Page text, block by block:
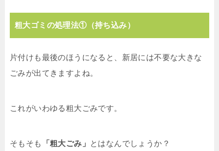
粗大ゴミの処理法①（持ち込み）
片付けも最後のほうになると、新居には不要な大きな
ごみが出てきますよね。
これがいわゆる粗大ごみです。
そもそも 「粗大ごみ」 とはなんでしょうか？